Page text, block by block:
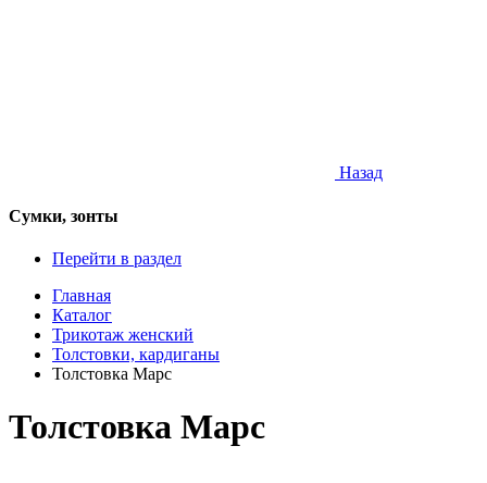
Назад
Сумки, зонты
Перейти в раздел
Главная
Каталог
Трикотаж женский
Толстовки, кардиганы
Толстовка Марс
Толстовка Марс